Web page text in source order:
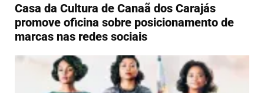
Casa da Cultura de Canaã dos Carajás
promove oficina sobre posicionamento de
marcas nas redes sociais